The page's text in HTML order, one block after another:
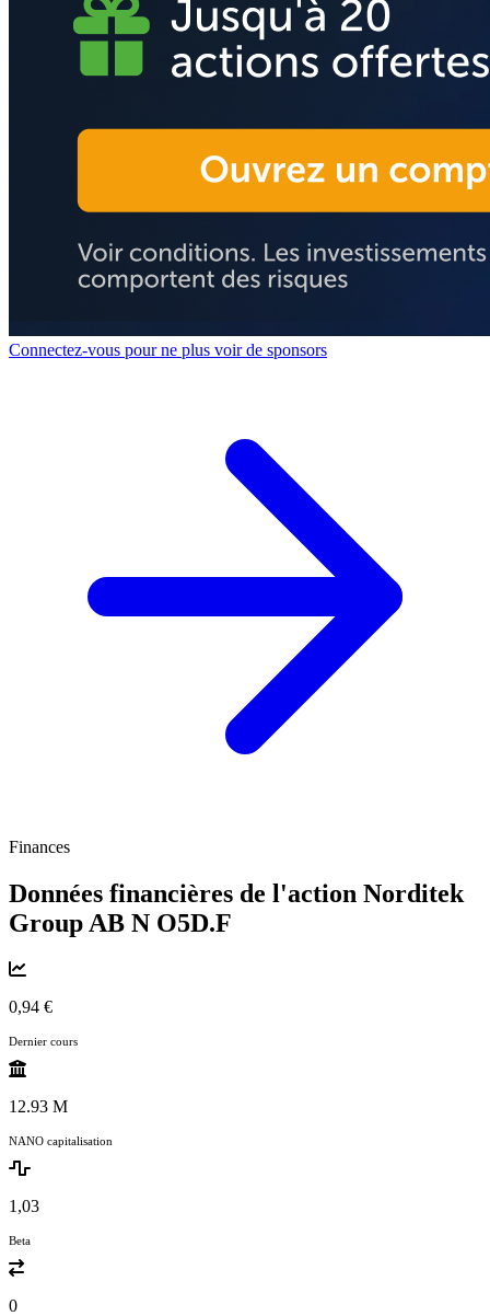
Connectez-vous pour ne plus voir de sponsors
Finances
Données financières de l'action Norditek
Group AB N O5D.F
0,94 €
Dernier cours
12.93 M
NANO capitalisation
1,03
Beta
0